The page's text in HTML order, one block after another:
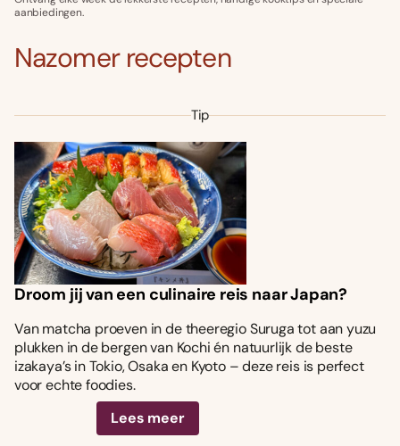
aanbiedingen.
Nazomer recepten
Tip
Droom jij van een culinaire reis naar Japan?
Van matcha proeven in de theeregio Suruga tot aan yuzu
plukken in de bergen van Kochi én natuurlijk de beste
izakaya’s in Tokio, Osaka en Kyoto – deze reis is perfect
voor echte foodies.
Lees meer